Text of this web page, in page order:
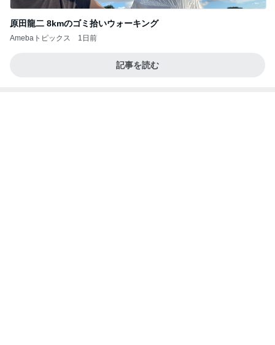
原田龍二 8kmのゴミ拾いウォーキング
Amebaトピックス 1日前
記事を読む